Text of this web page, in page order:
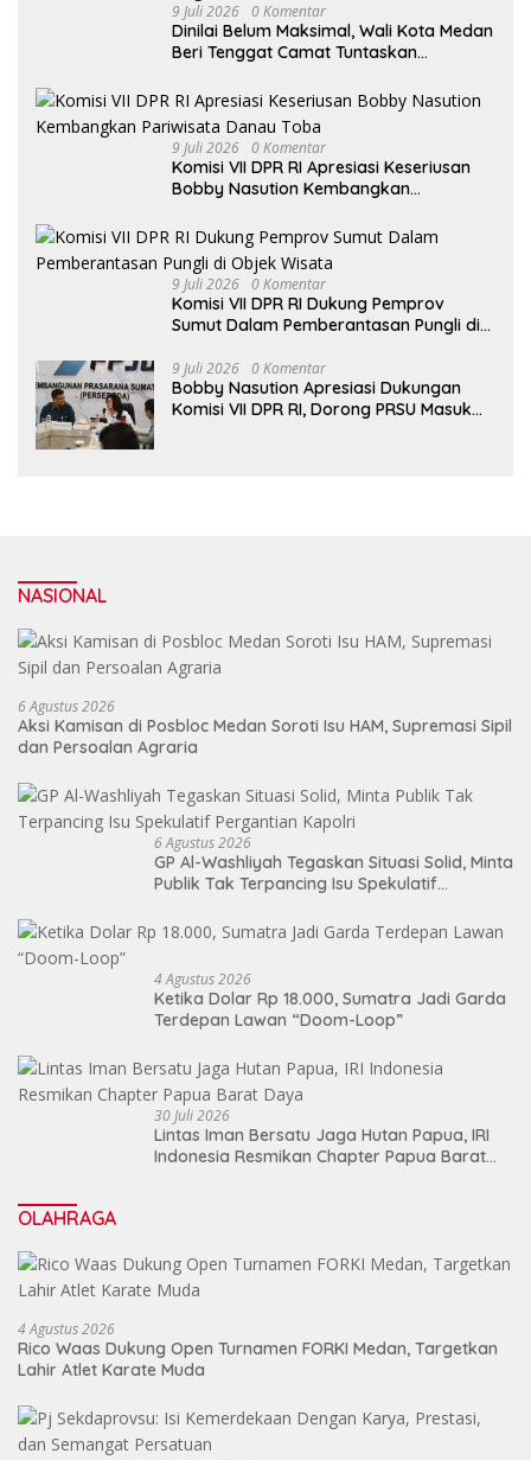
9 Juli 2026 0 Komentar
Dinilai Belum Maksimal, Wali Kota Medan
Beri Tenggat Camat Tuntaskan
9 Juli 2026 0 Komentar
Komisi VII DPR RI Apresiasi Keseriusan
Bobby Nasution Kembangkan
9 Juli 2026 0 Komentar
Komisi VII DPR RI Dukung Pemprov
Sumut Dalam Pemberantasan Pungli di
9 Juli 2026 0 Komentar
Bobby Nasution Apresiasi Dukungan
Komisi VII DPR RI, Dorong PRSU Masuk
NASIONAL
6 Agustus 2026
Aksi Kamisan di Posbloc Medan Soroti Isu HAM, Supremasi Sipil
dan Persoalan Agraria
6 Agustus 2026
GP Al-Washliyah Tegaskan Situasi Solid, Minta
Publik Tak Terpancing Isu Spekulatif
4 Agustus 2026
Ketika Dolar Rp 18.000, Sumatra Jadi Garda
Terdepan Lawan “Doom-Loop”
30 Juli 2026
Lintas Iman Bersatu Jaga Hutan Papua, IRI
Indonesia Resmikan Chapter Papua Barat
OLAHRAGA
4 Agustus 2026
Rico Waas Dukung Open Turnamen FORKI Medan, Targetkan
Lahir Atlet Karate Muda